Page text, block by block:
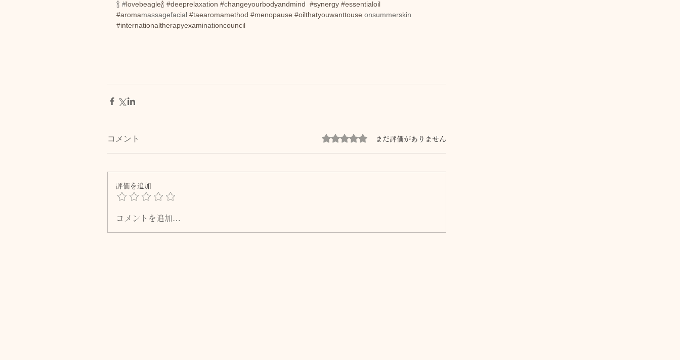
🍾 #lovebeagle🍾 #deeprelaxation #changeyourbodyandmind #synergy #essentialoil
#aromamassagefacial #taearomamethod #menopause #oilthatyouwanttouse onsummerskin
#internationaltherapyexaminationcouncil
コメント 5つ星のうち0と評価されています。
まだ評価がありません
評価を追加
コメントを追加…